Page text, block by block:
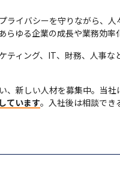
ライバシーを守りながら、
らゆる企業の成長や業務効
ティング、IT、財務、人事
、新しい人材を募集中。当
ています。入社後は相談でき